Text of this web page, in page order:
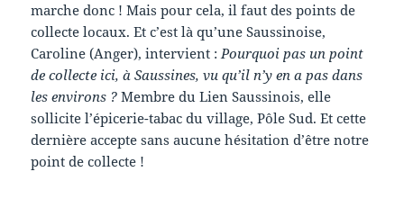
marche donc ! Mais pour cela, il faut des points de
collecte locaux. Et c’est là qu’une Saussinoise,
Caroline (Anger), intervient :Pourquoi pas un point
de collecte ici, à Saussines, vu qu’il n’y en a pas dans
les environs ? Membre du Lien Saussinois, elle
sollicite l’épicerie-tabac du village, Pôle Sud. Et cette
dernière accepte sans aucune hésitation d’être notre
point de collecte !